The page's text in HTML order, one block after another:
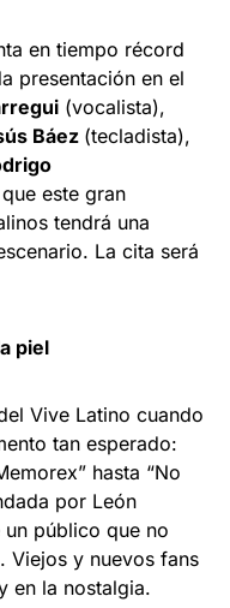
en tiempo récord
presentación en el
(vocalista),
Báez (tecladista),
este gran
tendrá una
La cita será
piel
Vive Latino cuando
tan esperado:
hasta “No
por León
público que no
Viejos y nuevos fans
en la nostalgia.